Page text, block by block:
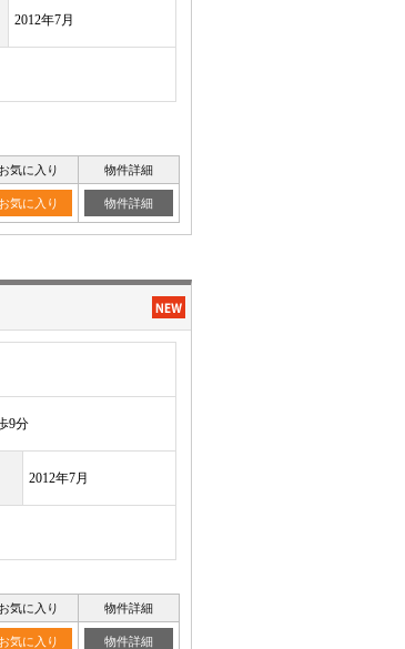
2012年7月
お気に入り 物件詳細
お気に入り 物件詳細
9分
2012年7月
お気に入り 物件詳細
お気に入り 物件詳細